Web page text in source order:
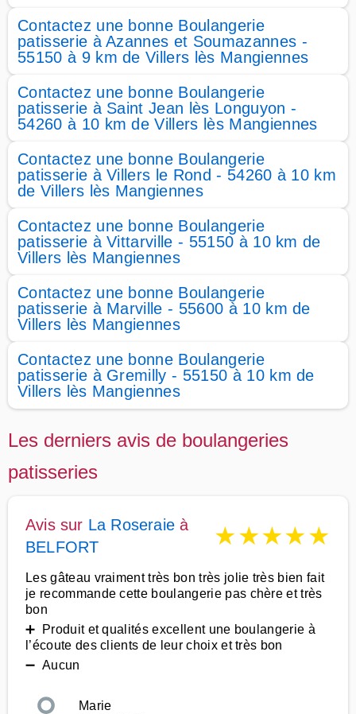
Contactez une bonne Boulangerie
patisserie à Azannes et Soumazannes -
55150 à 9 km de Villers lès Mangiennes
Contactez une bonne Boulangerie
patisserie à Saint Jean lès Longuyon -
54260 à 10 km de Villers lès Mangiennes
Contactez une bonne Boulangerie
patisserie à Villers le Rond - 54260 à 10 km
de Villers lès Mangiennes
Contactez une bonne Boulangerie
patisserie à Vittarville - 55150 à 10 km de
Villers lès Mangiennes
Contactez une bonne Boulangerie
patisserie à Marville - 55600 à 10 km de
Villers lès Mangiennes
Contactez une bonne Boulangerie
patisserie à Gremilly - 55150 à 10 km de
Villers lès Mangiennes
Les derniers avis de boulangeries
patisseries
Avis sur La Roseraie à
BELFORT
★★★★★
Les gâteau vraiment très bon très jolie très bien fait
je recommande cette boulangerie pas chère et très
bon
➕ Produit et qualités excellent une boulangerie à
l’écoute des clients de leur choix et très bon
➖ Aucun
Marie